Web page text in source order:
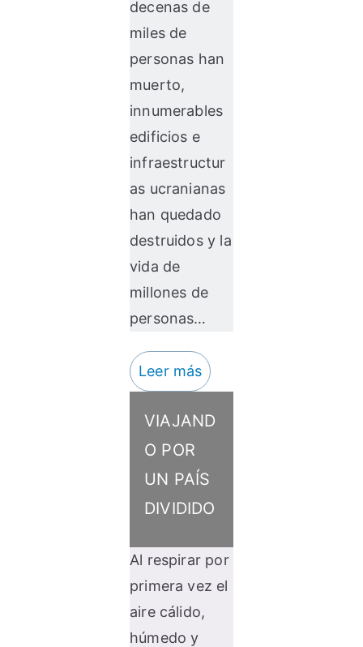
decenas de
miles de
personas han
muerto,
innumerables
edificios e
infraestructur
as ucranianas
han quedado
destruidos y la
vida de
millones de
personas…
Leer más
VIAJAND
O POR
UN PAÍS
DIVIDIDO
Al respirar por
primera vez el
aire cálido,
húmedo y